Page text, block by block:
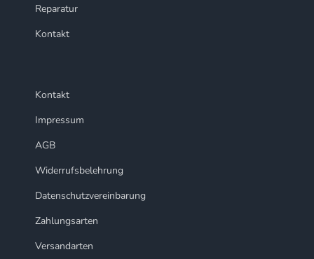
Reparatur
Kontakt
Kontakt
Impressum
AGB
Widerrufsbelehrung
Datenschutzvereinbarung
Zahlungsarten
Versandarten